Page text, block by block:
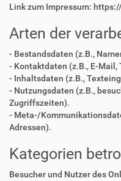
Link zum Impressum:
Arten der
- Bestandsdaten (z.B.,
- Kontaktdaten (z.B., E-
- Inhaltsdaten (z.B.,
- Nutzungsdaten (z.B.,
Zugriffszeiten).
- Meta-/
Adressen).
Kategorien
Besucher und Nutzer des